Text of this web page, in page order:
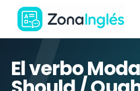
Saltar
contenido
Ir
la
portada
El verbo